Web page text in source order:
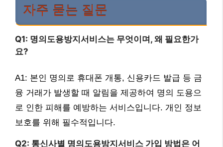
자주 묻는 질문
Q1: 명의도용방지서비스는 무엇이며, 왜 필요한가
요?
A1: 본인 명의로 휴대폰 개통, 신용카드 발급 등 금
융 거래가 발생할 때 알림을 제공하여 명의 도용으
로 인한 피해를 예방하는 서비스입니다. 개인 정보
보호를 위해 필수적입니다.
Q2: 통신사별 명의도용방지서비스 가입 방법은 어